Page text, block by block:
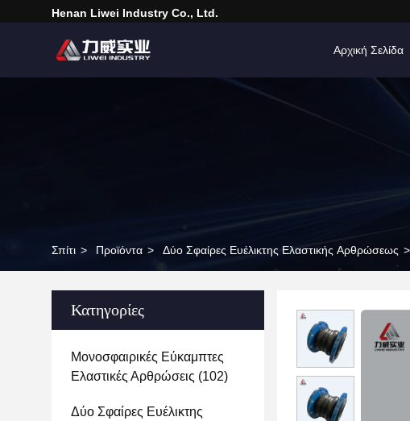
Henan Liwei Industry Co., Ltd.
Αρχική Σελίδα
Σπίτι > Προϊόντα > Δύο Σφαίρες Ευέλικτης Ελαστικής Αρθρώσεως >
Κατηγορίες
Μονοσφαιρικές Εύκαμπτες
Ελαστικές Αρθρώσεις (102)
Δύο Σφαίρες Ευέλικτης